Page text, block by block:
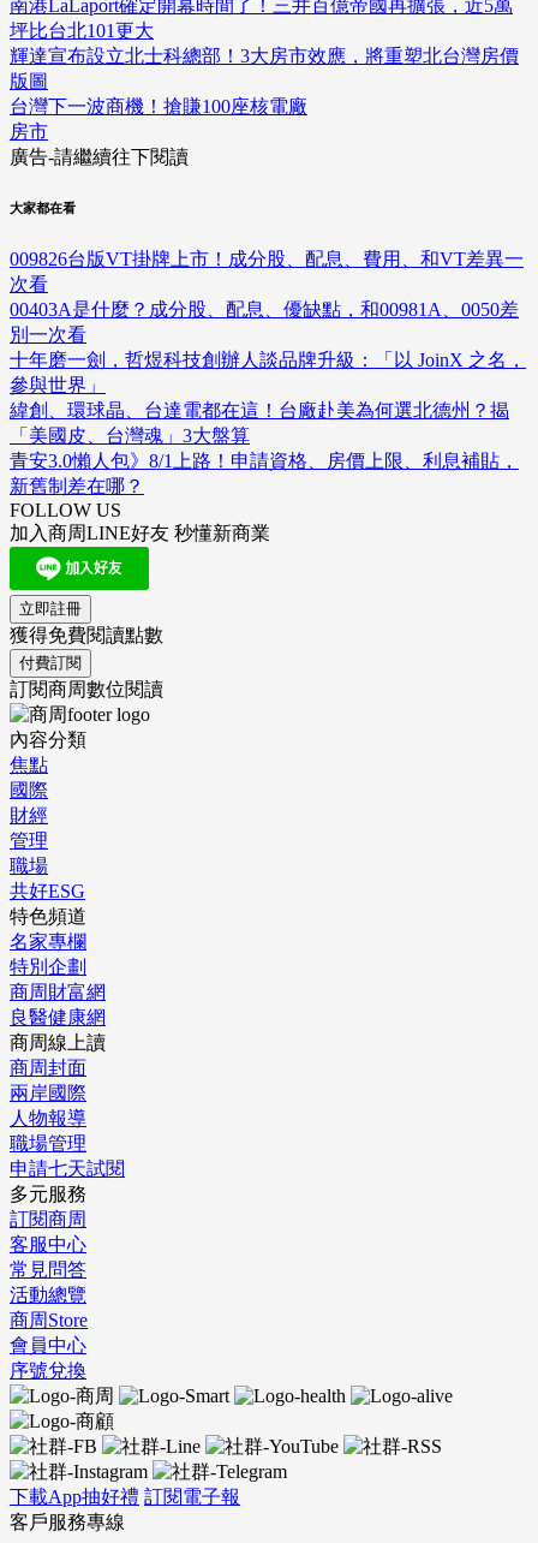
南港LaLaport確定開幕時間了！三井百億帝國再擴張，近5萬
坪比台北101更大
輝達宣布設立北士科總部！3大房市效應，將重塑北台灣房價
版圖
台灣下一波商機！搶賺100座核電廠
房市
廣告-請繼續往下閱讀
大家都在看
009826台版VT掛牌上市！成分股、配息、費用、和VT差異一
次看
00403A是什麼？成分股、配息、優缺點，和00981A、0050差
別一次看
十年磨一劍，哲煜科技創辦人談品牌升級：「以 JoinX 之名，
參與世界」
緯創、環球晶、台達電都在這！台廠赴美為何選北德州？揭
「美國皮、台灣魂」3大盤算
青安3.0懶人包》8/1上路！申請資格、房價上限、利息補貼，
新舊制差在哪？
FOLLOW US
加入商周LINE好友 秒懂新商業
立即註冊
獲得免費閱讀點數
付費訂閱
訂閱商周數位閱讀
內容分類
焦點
國際
財經
管理
職場
共好ESG
特色頻道
名家專欄
特別企劃
商周財富網
良醫健康網
商周線上讀
商周封面
兩岸國際
人物報導
職場管理
申請七天試閱
多元服務
訂閱商周
客服中心
常見問答
活動總覽
商周Store
會員中心
序號兌換
下載App抽好禮 訂閱電子報
客戶服務專線